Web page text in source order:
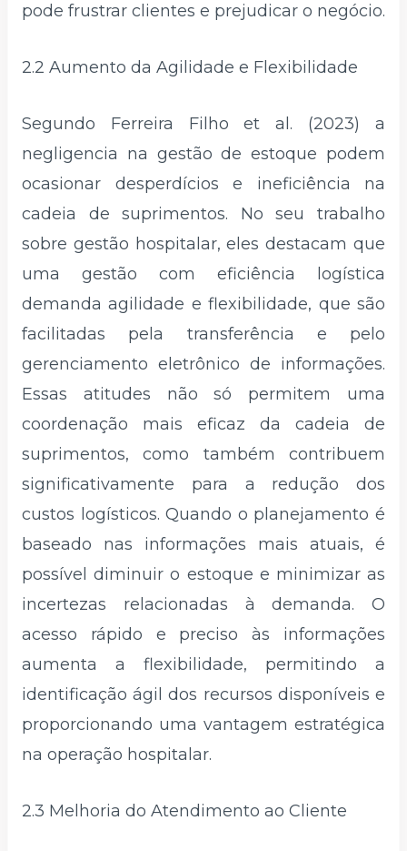
pode frustrar clientes e prejudicar o negócio.
2.2 Aumento da Agilidade e Flexibilidade
Segundo Ferreira Filho et al. (2023) a
negligencia na gestão de estoque podem
ocasionar desperdícios e ineficiência na
cadeia de suprimentos. No seu trabalho
sobre gestão hospitalar, eles destacam que
uma gestão com eficiência logística
demanda agilidade e flexibilidade, que são
facilitadas pela transferência e pelo
gerenciamento eletrônico de informações.
Essas atitudes não só permitem uma
coordenação mais eficaz da cadeia de
suprimentos, como também contribuem
significativamente para a redução dos
custos logísticos. Quando o planejamento é
baseado nas informações mais atuais, é
possível diminuir o estoque e minimizar as
incertezas relacionadas à demanda. O
acesso rápido e preciso às informações
aumenta a flexibilidade, permitindo a
identificação ágil dos recursos disponíveis e
proporcionando uma vantagem estratégica
na operação hospitalar.
2.3 Melhoria do Atendimento ao Cliente